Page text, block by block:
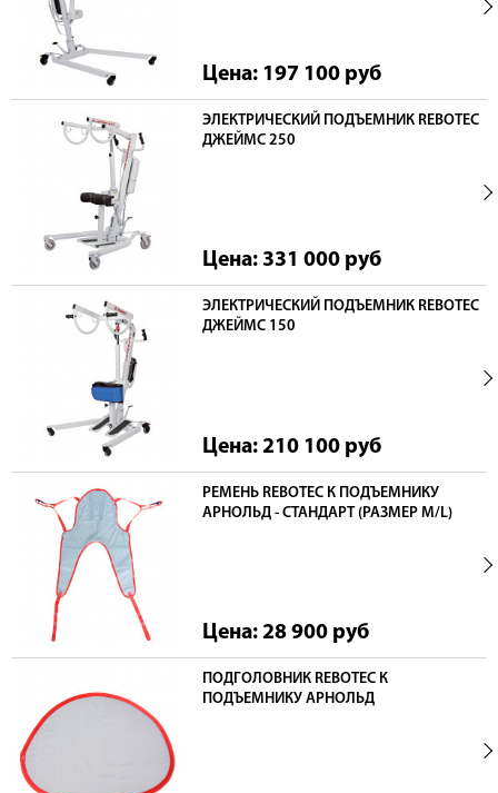
Цена: 197 100 руб
ЭЛЕКТРИЧЕСКИЙ ПОДЪЕМНИК REBOTEC
ДЖЕЙМС 250
Цена: 331 000 руб
ЭЛЕКТРИЧЕСКИЙ ПОДЪЕМНИК REBOTEC
ДЖЕЙМС 150
Цена: 210 100 руб
РЕМЕНЬ REBOTEC К ПОДЪЕМНИКУ
АРНОЛЬД - СТАНДАРТ (РАЗМЕР М/L)
Цена: 28 900 руб
ПОДГОЛОВНИК REBOTEC К
ПОДЪЕМНИКУ АРНОЛЬД